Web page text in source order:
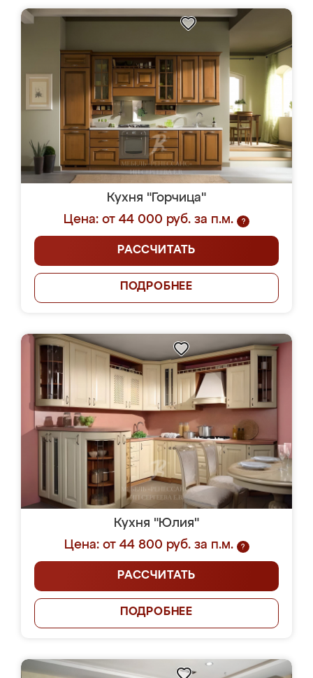
Кухня "Горчица"
Цена: от 44 000 руб. за п.м.
?
РАССЧИТАТЬ
ПОДРОБНЕЕ
Кухня "Юлия"
Цена: от 44 800 руб. за п.м.
?
РАССЧИТАТЬ
ПОДРОБНЕЕ